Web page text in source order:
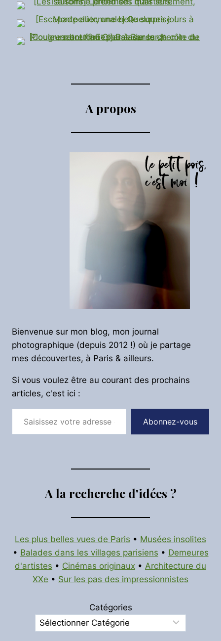
A propos
Bienvenue sur mon blog, mon journal
photographique (depuis 2012 !) où je partage
mes découvertes, à Paris & ailleurs.
Si vous voulez être au courant des prochains
articles, c'est ici :
Saisissez votre adresse e-mail…
Abonnez-vous
A la recherche d'idées ?
Les plus belles vues de Paris • Musées insolites
• Balades dans les villages parisiens • Demeures
d'artistes • Cinémas originaux • Architecture du
XXe • Sur les pas des impressionnistes
Catégories